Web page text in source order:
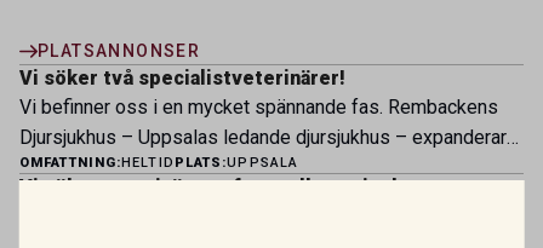
PLATSANNONSER
Vi söker två specialistveterinärer!
Vi befinner oss i en mycket spännande fas. Rembackens
Djursjukhus – Uppsalas ledande djursjukhus – expanderar
nu sin specialistverksamhet och söker legitimerade
OMFATTNING: HELTID PLATS:UPPSALA
Vi söker veterinär – erfaren eller ny i yrket